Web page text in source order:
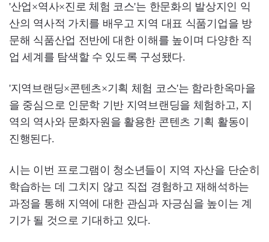
'산업×역사×진로 체험 코스'는 한문화의 발상지인 익
산의 역사적 가치를 배우고 지역 대표 식품기업을 방
문해 식품산업 전반에 대한 이해를 높이며 다양한 직
업 세계를 탐색할 수 있도록 구성됐다.
'지역브랜딩×콘텐츠×기획 체험 코스'는 함라한옥마을
을 중심으로 인문학 기반 지역브랜딩을 체험하고, 지
역의 역사와 문화자원을 활용한 콘텐츠 기획 활동이
진행된다.
시는 이번 프로그램이 청소년들이 지역 자산을 단순히
학습하는 데 그치지 않고 직접 경험하고 재해석하는
과정을 통해 지역에 대한 관심과 자긍심을 높이는 계
기가 될 것으로 기대하고 있다.